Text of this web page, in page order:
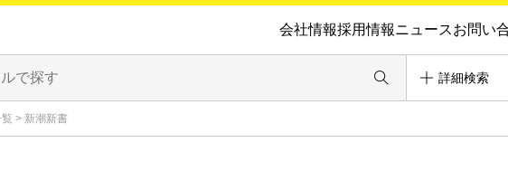
会社情報採用情報ニュースお問い
詳細検索
> 新潮新書